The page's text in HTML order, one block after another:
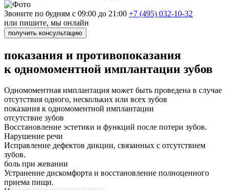
Звоните по будням с 09:00 до 21:00 +7 (495) 032-10-32
или пишите, мы онлайн
получить консультацию
показания и противопоказания
к одномоментной имплантации зубов
Одномоментная имплантация может быть проведена в случае
отсутствия одного, нескольких или всех зубов
показания к одномоментной имплантации
отсутствие зубов
Восстановление эстетики и функций после потери зубов.
Нарушение речи
Исправление дефектов дикции, связанных с отсутствием
зубов.
боль при жевании
Устранение дискомфорта и восстановление полноценного
приема пищи.